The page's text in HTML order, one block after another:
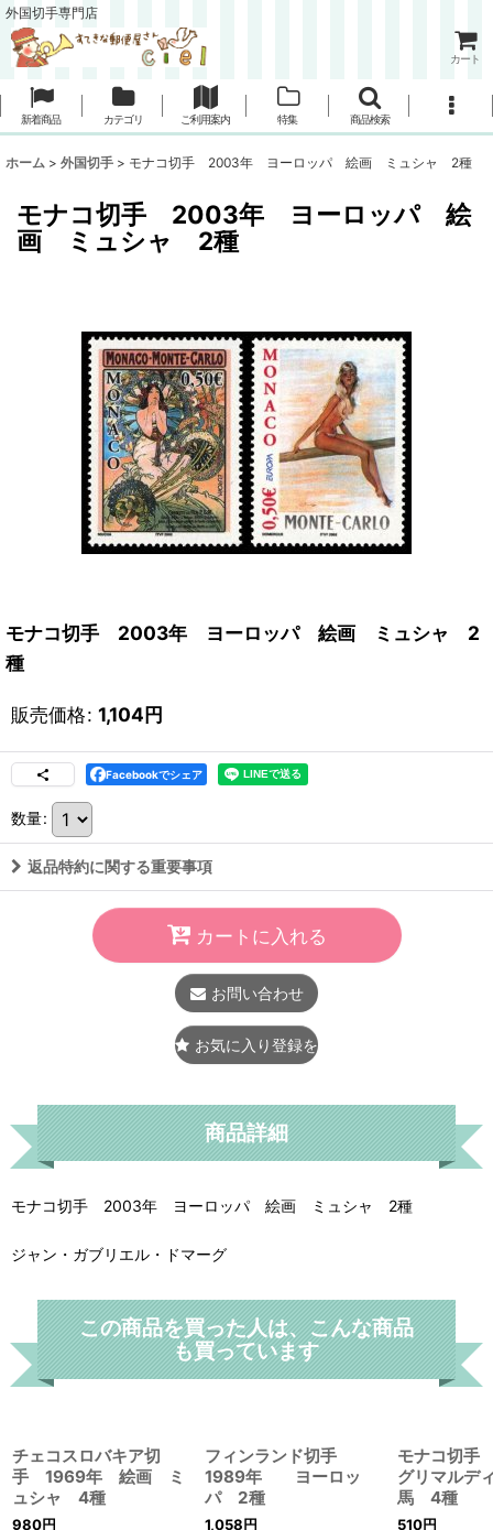
外国切手専門店
カート
新着商品 カテゴリ ご利用案内 特集 商品検索
ホーム > 外国切手 > モナコ切手 2003年 ヨーロッパ 絵画 ミュシャ 2種
モナコ切手 2003年 ヨーロッパ 絵
画 ミュシャ 2種
モナコ切手 2003年 ヨーロッパ 絵画 ミュシャ 2
種
販売価格: 1,104円
Facebookでシェア
数量:
返品特約に関する重要事項
カートに入れる
お問い合わせ
お気に入り登録をする
商品詳細
モナコ切手 2003年 ヨーロッパ 絵画 ミュシャ 2種
ジャン・ガブリエル・ドマーグ
この商品を買った人は、こんな商品
も買っています